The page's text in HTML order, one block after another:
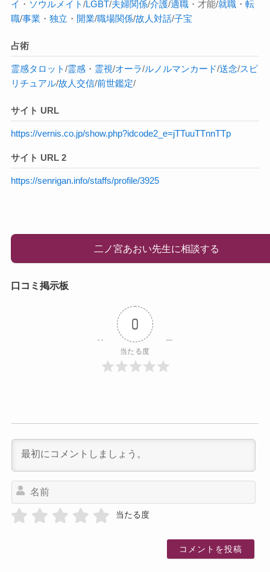
イ ・ ソウルメイト/LGBT/夫婦関係/介護/適職・才能/就職・ 転
職/事業 ・ 独立 ・ 開業/職場関係/故人対話/子宝
占術
霊感タロット/霊感・ 霊視/オーラ/ルノルマンカード/送念/スピ
リチュアル/故人交信/前世鑑定/
サイト URL
https://vernis.co.jp/show.php?idcode2_e=jTTuuTTnnTTp
サイト URL 2
https://senrigan.info/staffs/profile/3925
二ノ宮あおい先生に相談する
口コミ掲示板
0
当たる度
当たる度